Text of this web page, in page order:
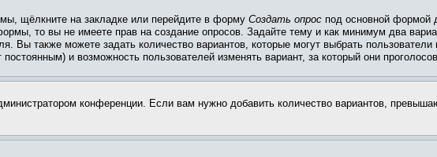
щёлкните на закладке или перейдите в форму Создать опрос под основной формой
то вы не имеете прав на создание опросов. Задайте тему и как минимум два
Вы также можете задать количество вариантов, которые могут выбрать
и возможность пользователей изменять вариант, за который они
конференции. Если вам нужно добавить количество вариантов,